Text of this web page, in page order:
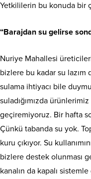
Yetkililerin bu konuda bir
“Barajdan su gelirse
Nuriye Mahallesi
bizlere bu kadar su lazım
sulama ihtiyacı bile
suladığımızda
geçiremiyoruz. Bir hafta
Çünkü tabanda su yok.
kuru çıkıyor. Su
bizlere destek olunması
kanalın da kapalı